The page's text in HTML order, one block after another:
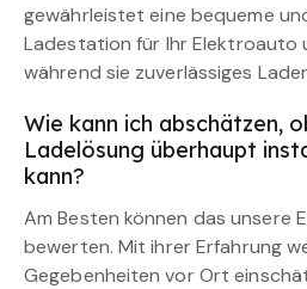
gewährleistet eine bequeme
Ladestation für Ihr Elektroauto
während sie zuverlässiges
Wie kann ich abschätzen,
Ladelösung überhaupt
kann?
Am Besten können das unsere
bewerten. Mit ihrer Erfahrung
Gegebenheiten vor Ort